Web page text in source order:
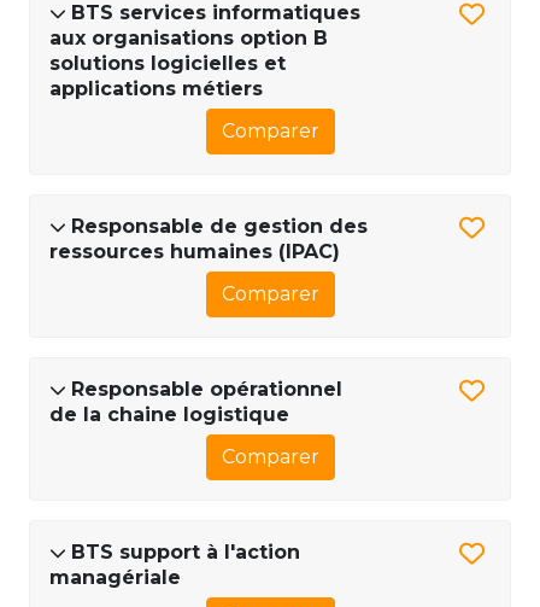
BTS services informatiques
aux organisations option B
solutions logicielles et
applications métiers
Comparer
Responsable de gestion des
ressources humaines (IPAC)
Comparer
Responsable opérationnel
de la chaine logistique
Comparer
BTS support à l'action
managériale